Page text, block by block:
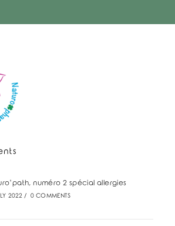
numéro 2 spécial allergies
2022 / 0 COMMENTS